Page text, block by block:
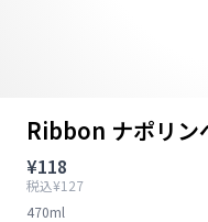
Ribbon ナポリン
¥118
税込¥127
470ml